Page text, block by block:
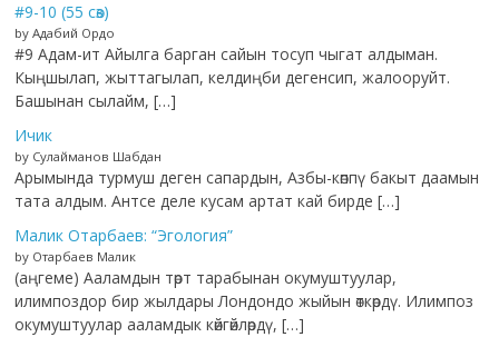
#9-10 (55 сөз)
by Адабий Ордо
#9 Адам-ит Айылга барган сайын тосуп чыгат алдыман.
Кыңшылап, жыттагылап, келдиңби дегенсип, жалооруйт.
Башынан сылайм, […]
Ичик
by Сулайманов Шабдан
Арымында турмуш деген сапардын, Азбы-көппү бакыт даамын
тата алдым. Антсе деле кусам артат кай бирде […]
Малик Отарбаев: “Эгология”
by Отарбаев Малик
(аңгеме) Ааламдын төрт тарабынан окумуштуулар,
илимпоздор бир жылдары Лондондо жыйын өткөрдү. Илимпоз
окумуштуулар ааламдык көйгөйлөрдү, […]